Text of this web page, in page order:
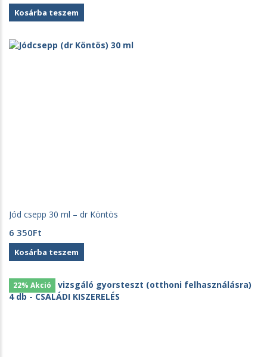
Kosárba teszem
Jód csepp 30 ml – dr Köntös
6 350Ft
Kosárba teszem
22% Akció